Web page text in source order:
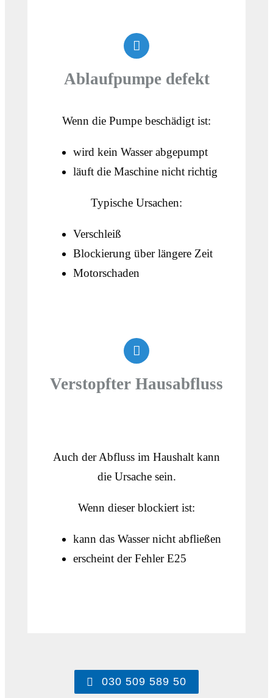
Ablaufpumpe defekt
Wenn die Pumpe beschädigt ist:
wird kein Wasser abgepumpt
läuft die Maschine nicht richtig
Typische Ursachen:
Verschleiß
Blockierung über längere Zeit
Motorschaden
Verstopfter Hausabfluss
Auch der Abfluss im Haushalt kann
die Ursache sein.
Wenn dieser blockiert ist:
kann das Wasser nicht abfließen
erscheint der Fehler E25
030 509 589 50